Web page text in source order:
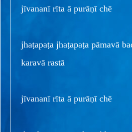
jīvananī rīta ā purāṇī chē
jhaṭapaṭa jhaṭapaṭa pāmavā
karavā rastā
jīvananī rīta ā purāṇī chē